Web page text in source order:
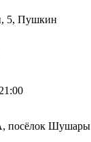
5, Пушкин
посёлок Шушары